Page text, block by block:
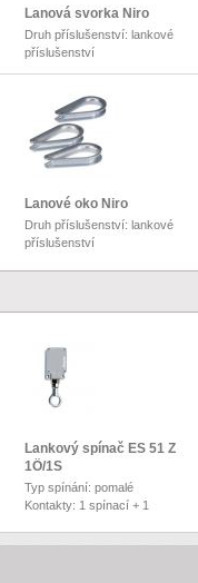
Lanová svorka Niro
Druh příslušenství: lankové
příslušenství
Lanové oko Niro
Druh příslušenství: lankové
příslušenství
Lankový spínač ES 51 Z
1Ö/1S
Typ spínání: pomalé
Kontakty: 1 spínací + 1